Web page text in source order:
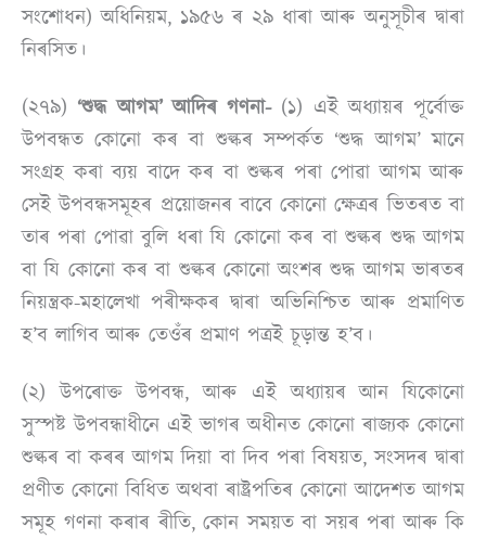
সংশোধন) অধিনিয়ম, ১৯৫৬ ৰ ২৯ ধাৰা আৰু অনুসূচীৰ দ্বাৰা
নিৰসিত।
(২৭৯) ‘শুদ্ধ আগম’ আদিৰ গণনা-(১) এই অধ্যায়ৰ পূৰ্বোক্ত
উপবন্ধত কোনো কৰ বা শুল্কৰ সম্পৰ্কত ‘শুদ্ধ আগম’ মানে
সংগ্ৰহ কৰা ব্যয় বাদে কৰ বা শুল্কৰ পৰা পোৱা আগম আৰু
সেই উপবন্ধসমূহৰ প্ৰয়োজনৰ বাবে কোনো ক্ষেত্ৰৰ ভিতৰত বা
তাৰ পৰা পোৱা বুলি ধৰা যি কোনো কৰ বা শুল্কৰ শুদ্ধ আগম
বা যি কোনো কৰ বা শুল্কৰ কোনো অংশৰ শুদ্ধ আগম ভাৰতৰ
নিয়ন্ত্ৰক-মহালেখা পৰীক্ষকৰ দ্বাৰা অভিনিশ্চিত আৰু প্ৰমাণিত
হ’ব লাগিব আৰু তেওঁৰ প্ৰমাণ পত্ৰই চূড়ান্ত হ’ব।
(২) উপৰোক্ত উপবন্ধ, আৰু এই অধ্যায়ৰ আন যিকোনো
সুস্পষ্ট উপবন্ধাধীনে এই ভাগৰ অধীনত কোনো ৰাজ্যক কোনো
শুল্কৰ বা কৰৰ আগম দিয়া বা দিব পৰা বিষয়ত, সংসদৰ দ্বাৰা
প্ৰণীত কোনো বিধিত অথবা ৰাষ্ট্ৰপতিৰ কোনো আদেশত আগম
সমূহ গণনা কৰাৰ ৰীতি, কোন সময়ত বা সয়ৰ পৰা আৰু কি